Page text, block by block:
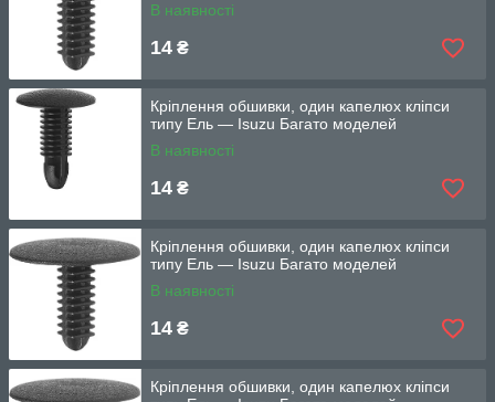
В наявності
14 ₴
Кріплення обшивки, один капелюх кліпси
типу Ель — Isuzu Багато моделей
В наявності
14 ₴
Кріплення обшивки, один капелюх кліпси
типу Ель — Isuzu Багато моделей
В наявності
14 ₴
Кріплення обшивки, один капелюх кліпси